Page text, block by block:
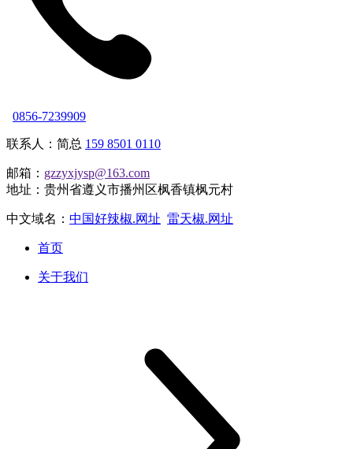
0856-7239909
联系人：简总 159 8501 0110
邮箱： gzzyxjysp@163.com
地址：贵州省遵义市播州区枫香镇枫元村
中文域名： 中国好辣椒.网址 雷天椒.网址
首页
关于我们